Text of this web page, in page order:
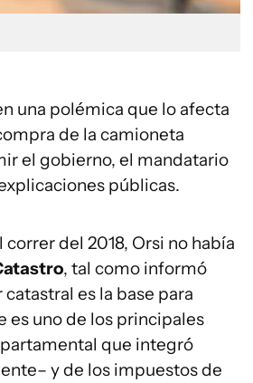
una polémica que lo afecta
de la camioneta
el gobierno, el mandatario
públicas.
del 2018, Orsi no había
, tal como informó
es la base para
uno de los principales
que integró
y de los impuestos de